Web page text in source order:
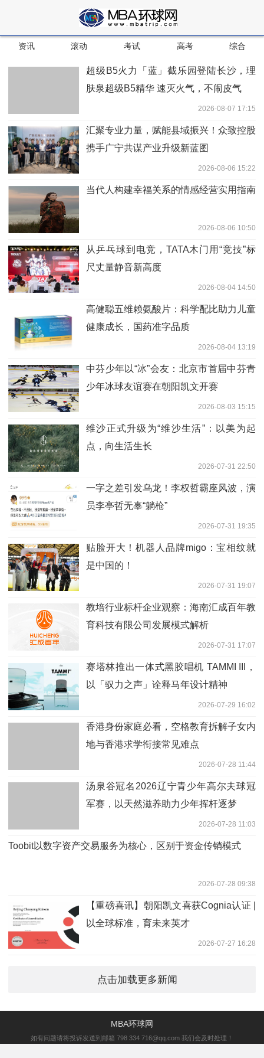
资讯 滚动 考试 高考 综合
超级B5火力「蓝」截乐园登陆长沙，理
肤泉超级B5精华 速灭火气，不闹皮气
2026-08-07 17:15
汇聚专业力量，赋能县域振兴！众致控股
携手广宁共谋产业升级新蓝图
2026-08-06 15:22
当代人构建幸福关系的情感经营实用指南
2026-08-06 10:50
从乒乓球到电竞，TATA木门用“竞技”标
尺丈量静音新高度
2026-08-04 14:50
高健聪五维赖氨酸片：科学配比助力儿童
健康成长，国药准字品质
2026-08-04 13:19
中芬少年以“冰”会友：北京市首届中芬青
少年冰球友谊赛在朝阳凯文开赛
2026-08-03 15:15
维沙正式升级为“维沙生活”：以美为起
点，向生活生长
2026-07-31 22:50
一字之差引发乌龙！李权哲霸座风波，演
员李亭哲无辜“躺枪”
2026-07-31 19:35
贴脸开大！机器人品牌migo：宝相纹就
是中国的！
2026-07-31 19:07
教培行业标杆企业观察：海南汇成百年教
育科技有限公司发展模式解析
2026-07-31 17:07
赛塔林推出一体式黑胶唱机 TAMMI III，
以「驭力之声」诠释马年设计精神
2026-07-29 16:02
香港身份家庭必看，空格教育拆解子女内
地与香港求学衔接常见难点
2026-07-28 11:44
汤泉谷冠名2026辽宁青少年高尔夫球冠
军赛，以天然滋养助力少年挥杆逐梦
2026-07-28 11:03
Toobit以数字资产交易服务为核心，区别于资金传销模式
2026-07-28 09:38
【重磅喜讯】朝阳凯文喜获Cognia认证 |
以全球标准，育未来英才
2026-07-27 16:28
点击加载更多新闻
MBA环球网
如有问题请将投诉发送到邮箱 798 334 716@qq.com 我们会及时处理！